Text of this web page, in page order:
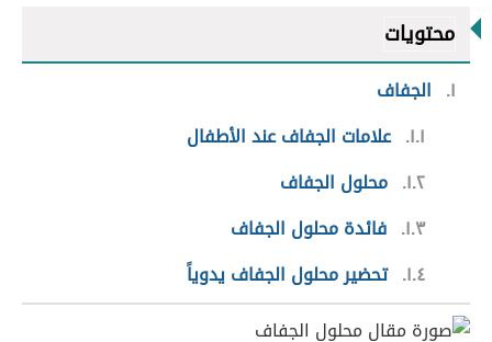
محتويات
١
الجفاف
١.١ علامات الجفاف عند الأطفال
١.٢ محلول الجفاف
١.٣ فائدة محلول الجفاف
١.٤ تحضير محلول الجفاف يدوياً